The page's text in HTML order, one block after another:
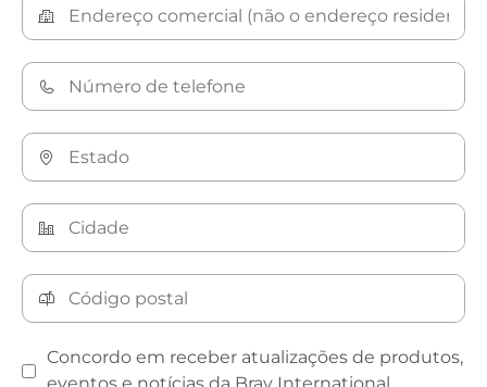
Concordo em receber atualizações de produtos,